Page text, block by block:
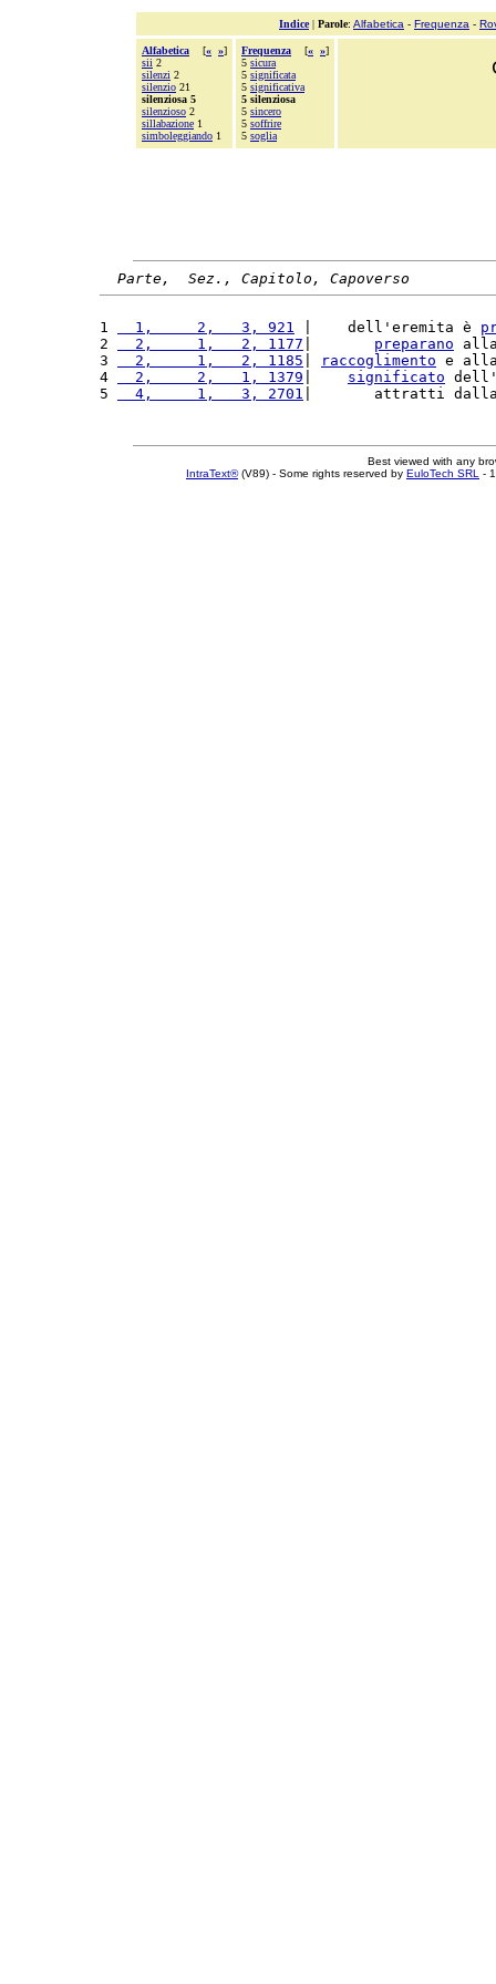
Indice| Parole: Alfabetica - Frequenza -
Alfabetica [« »]
sii 2
silenzi 2
silenzio 21
silenziosa 5
silenzioso 2
sillabazione 1
simboleggiando 1
Frequenza [« »]
5 sicura
5 significata
5 significativa
5 silenziosa
5 sincero
5 soffrire
5 soglia
Parte,  Sez., Capitolo, Capoverso
1
  1,     2,   3, 921
|    dell'eremita è
2
  2,     1,   2, 1177
preparano
3
  2,     1,   2, 1185
raccoglimento e
4
  2,     2,   1, 1379
significato
5
  4,     1,   3, 2701
|       attratti
Best viewed with any
IntraText®(V89) - Some rights reserved by EuloTech SRL -